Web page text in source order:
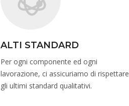
ALTI STANDARD
Per ogni componente ed ogni
lavorazione, ci assicuriamo di rispettare
gli ultimi standard qualitativi.